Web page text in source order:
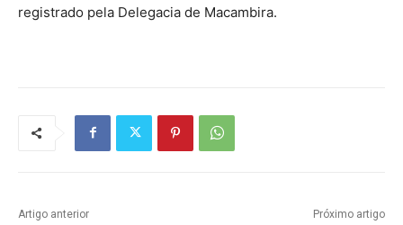
registrado pela Delegacia de Macambira.
Artigo anterior Próximo artigo